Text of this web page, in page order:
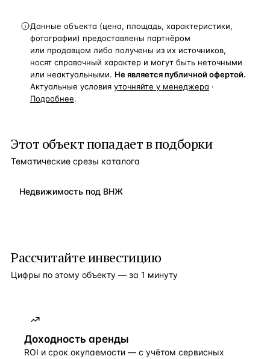
Данные объекта (цена, площадь, характеристики,
фотографии) предоставлены партнёром
или продавцом либо получены из их источников,
носят справочный характер и могут быть неточными
или неактуальными. Не является публичной офертой.
Актуальные условия уточняйте у менеджера ·
Подробнее.
Этот объект попадает в подборки
Тематические срезы каталога
Недвижимость под ВНЖ
Рассчитайте инвестицию
Цифры по этому объекту — за 1 минуту
Доходность аренды
ROI и срок окупаемости — с учётом сервисных